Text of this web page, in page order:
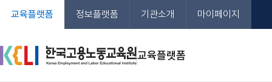
바로가기
교육플랫폼 정보플랫폼 기관소개 마이페이지
KELI 한국노동교육원 교육플랫폼